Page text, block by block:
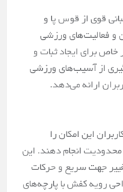
با ارائه پشتیبانی قوی از قوس پا و
و فعالیت‌های ورزشی
برای ایجاد ثبات و
از آسیب‌های ورزشی
ارائه می‌دهد.
این امکان را
محدودیت انجام دهند. این
جهت سریع و حرکات
رویه کفش با پارچه‌های